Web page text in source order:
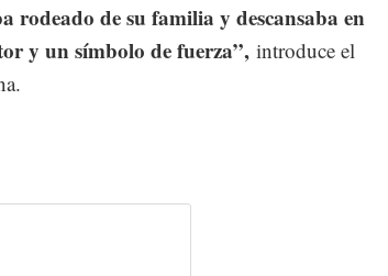
rodeado de su familia y descansaba en
y un símbolo de fuerza”, introduce el